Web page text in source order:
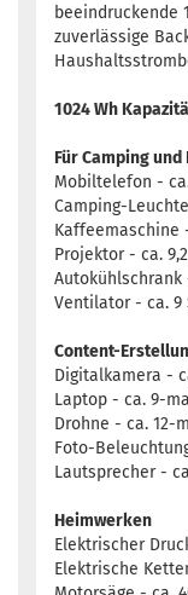
beeindruckende
zuverlässige
1024 Wh
Für Camping und
Mobiltelefon -
Camping-
Kaffeemaschine
Projektor - ca.
Autokühlschrank
Ventilator - ca. 9
Content-
Digitalkamera -
Laptop - ca. 9-
Drohne - ca. 12-
Foto-
Lautsprecher -
Heimwerken
Elektrischer
Elektrische